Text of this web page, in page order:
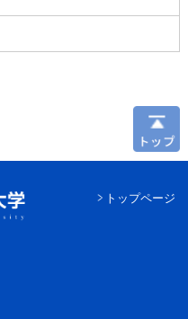
トップページ